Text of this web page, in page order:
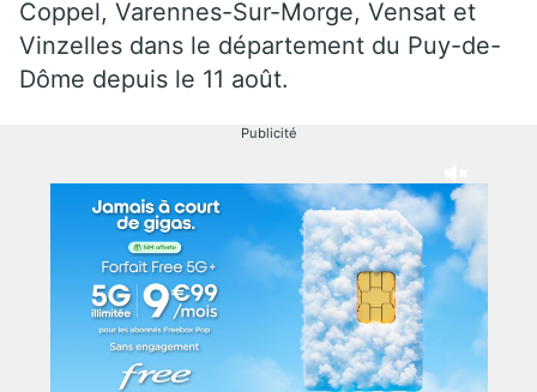
Coppel, Varennes-Sur-Morge, Vensat et
Vinzelles dans le département du Puy-de-
Dôme depuis le 11 août.
Publicité